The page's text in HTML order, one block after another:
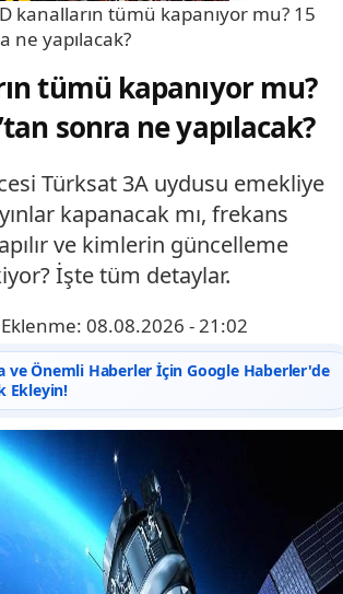
kanalların tümü kapanıyor mu? 15
ne yapılacak?
tümü kapanıyor mu?
sonra ne yapılacak?
Türksat 3A uydusu emekliye
kapanacak mı, frekans
ve kimlerin güncelleme
İşte tüm detaylar.
Eklenme: 08.08.2026 - 21:02
ve Önemli Haberler İçin Google Haberler'de
Ekleyin!